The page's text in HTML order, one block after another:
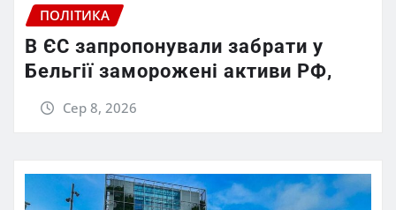
ПОЛІТИКА
В ЄС запропонували забрати у
Бельгії заморожені активи РФ,
Сер 8, 2026